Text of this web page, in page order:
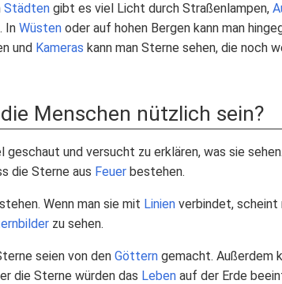
Städten gibt es viel Licht durch Straßenlampen,
In Wüsten oder auf hohen Bergen kann man
und Kameras kann man Sterne sehen, die noch
Menschen nützlich sein?
und versucht zu erklären, was sie
die Sterne aus Feuer bestehen.
Wenn man sie mit Linien verbindet, scheint
zu sehen.
seien von den Göttern gemacht. Außerdem
die Sterne würden das Leben auf der Erde